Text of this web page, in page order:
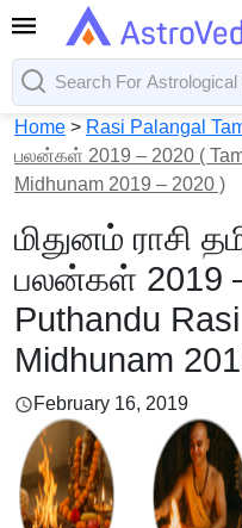
Home > Rasi Palangal
பலன்கள் 2019 – 2020 (
Midhunam 2019 – 2020 )
மிதுனம் ராசி
பலன்கள் 2019
Puthandu
Midhunam
February 16, 2019